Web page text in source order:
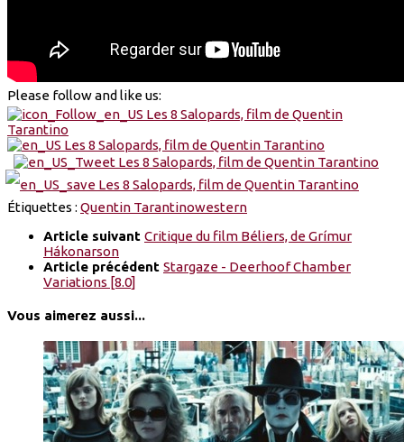
Please follow and like us:
Étiquettes : Quentin Tarantinowestern
Article suivant Critique du film Béliers, de Grímur
Hákonarson
Article précédent Stargaze - Deerhoof Chamber
Variations [8.0]
Vous aimerez aussi...